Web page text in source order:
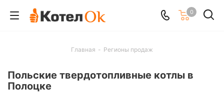
0
Главная - Регионы продаж
Польские твердотопливные котлы в
Полоцке